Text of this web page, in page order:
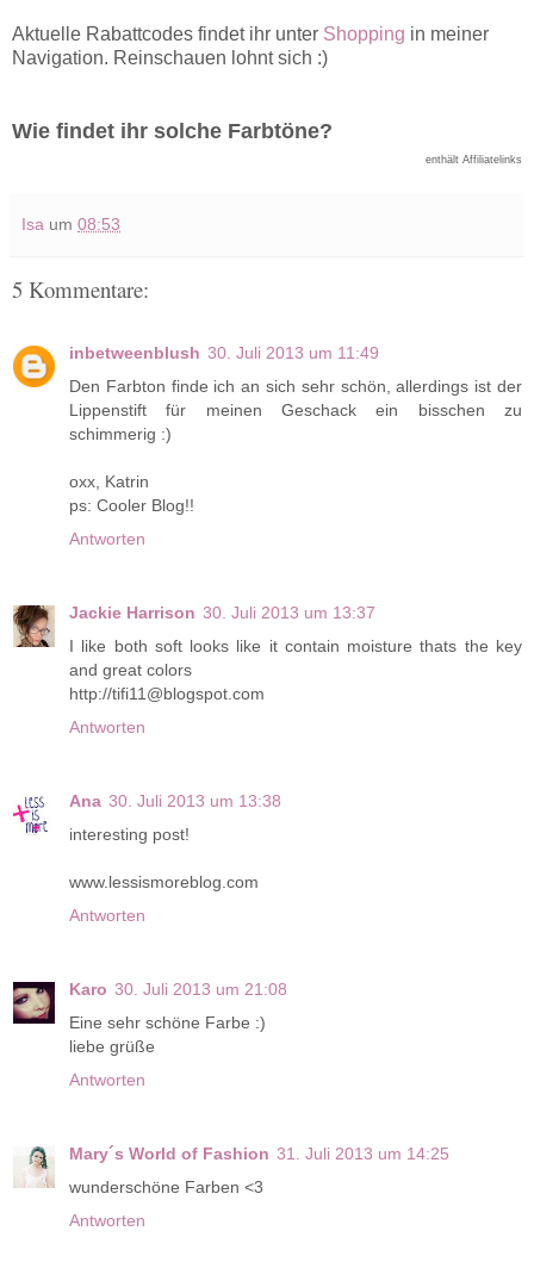
Aktuelle Rabattcodes findet ihr unter Shopping in meiner
Navigation. Reinschauen lohnt sich :)
Wie findet ihr solche Farbtöne?
enthält Affiliatelinks
Isa um 08:53
5 Kommentare:
inbetweenblush 30. Juli 2013 um 11:49
Den Farbton finde ich an sich sehr schön, allerdings ist der
Lippenstift für meinen Geschack ein bisschen zu
schimmerig :)
oxx, Katrin
ps: Cooler Blog!!
Antworten
Jackie Harrison 30. Juli 2013 um 13:37
I like both soft looks like it contain moisture thats the key
and great colors
http://tifi11@blogspot.com
Antworten
Ana 30. Juli 2013 um 13:38
interesting post!
www.lessismoreblog.com
Antworten
Karo 30. Juli 2013 um 21:08
Eine sehr schöne Farbe :)
liebe grüße
Antworten
Mary´s World of Fashion 31. Juli 2013 um 14:25
wunderschöne Farben <3
Antworten